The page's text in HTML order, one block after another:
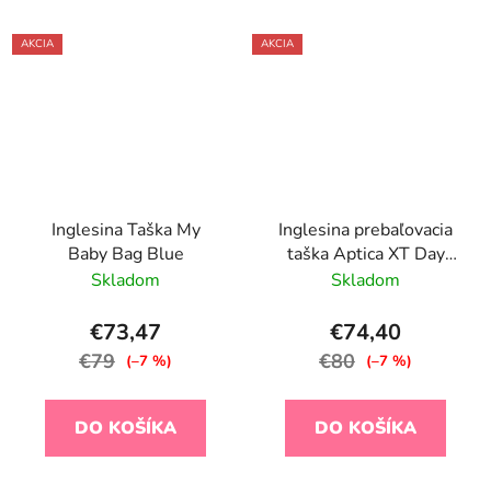
AKCIA
Inglesina Taška My
Baby Bag Blue
Skladom
€73,47
€79 (–7 %)
DO KOŠÍKA
AKCIA
Inglesina prebaľovacia
taška Aptica XT Day
Bag Canyon Grey
Skladom
€74,40
€80 (–7 %)
DO KOŠÍKA